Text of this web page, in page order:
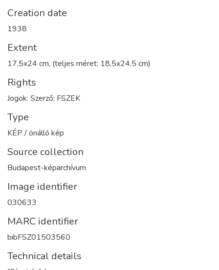
Creation date
1938
Extent
17,5x24 cm, (teljes méret: 18,5x24,5 cm)
Rights
Jogok: Szerző; FSZEK
Type
KÉP / önálló kép
Source collection
Budapest-képarchívum
Image identifier
030633
MARC identifier
bibFSZ01503560
Technical details